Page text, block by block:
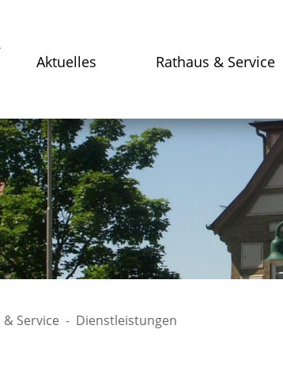
Aktuelles Rathaus & Service
Service Dienstleistungen